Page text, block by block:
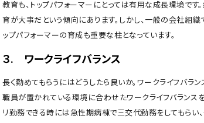
教育も、トップパフォーマーにとっては有用な成長環境で
育が大事だという傾向にあります。しかし、一般の会社組
ップパフォーマーの育成も重要な柱となっています。
３. ワークライフバランス
長く勤めてもらうにはどうしたら良いか。ワークライフバラ
職員が置かれている環境に合わせたワークライフバランス
リ勤務できる時には急性期病棟で三交代勤務をしてもらい